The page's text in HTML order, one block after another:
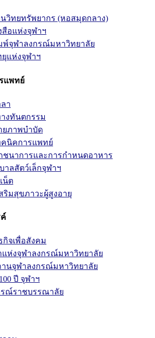
วิทยทรัพยากร (หอสมุดกลาง)
อแห่งจุฬาฯ
พ์จุฬาลงกรณ์มหาวิทยาลัย
แห่งจุฬาฯ
แพทย์
า
งทันตกรรม
ยภาพบำบัด
คนิคการแพทย์
ชนาการและการกำหนดอาหาร
าลสัตว์เล็กจุฬาฯ
น็ต
ริมสุขภาวะผู้สูงอายุ
จเพื่อสังคม
ห่งจุฬาลงกรณ์มหาวิทยาลัย
านจุฬาลงกรณ์มหาวิทยาลัย
ปี จุฬาฯ
รณ์ราชบรรณาลัย